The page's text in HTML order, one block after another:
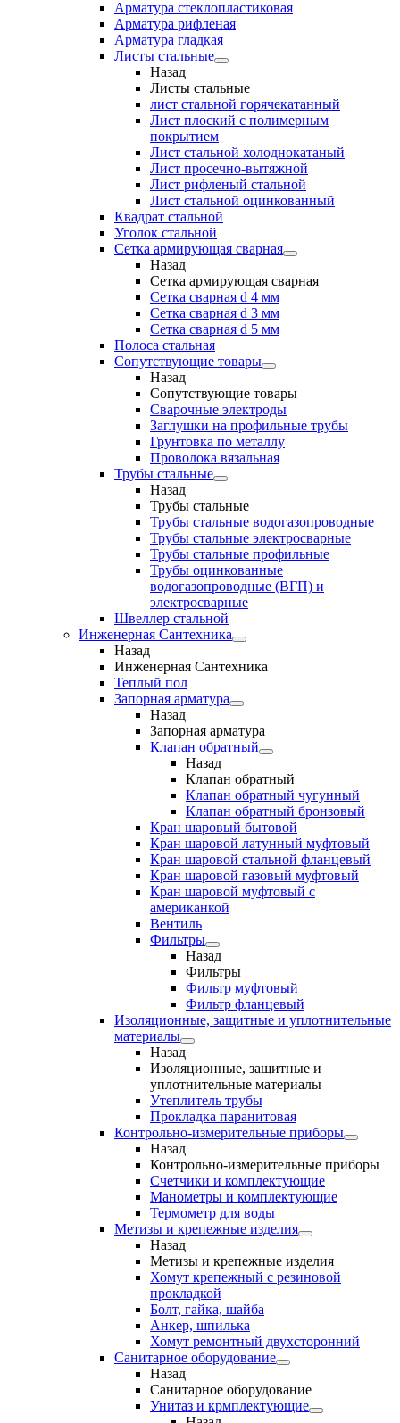
Арматура стеклопластиковая
Арматура рифленая
Арматура гладкая
Листы стальные
Назад
Листы стальные
лист стальной горячекатанный
Лист плоский с полимерным
покрытием
Лист стальной холоднокатаный
Лист просечно-вытяжной
Лист рифленый стальной
Лист стальной оцинкованный
Квадрат стальной
Уголок стальной
Сетка армирующая сварная
Назад
Сетка армирующая сварная
Сетка сварная d 4 мм
Сетка сварная d 3 мм
Сетка сварная d 5 мм
Полоса стальная
Сопутствующие товары
Назад
Сопутствующие товары
Сварочные электроды
Заглушки на профильные трубы
Грунтовка по металлу
Проволока вязальная
Трубы стальные
Назад
Трубы стальные
Трубы стальные водогазопроводные
Трубы стальные электросварные
Трубы стальные профильные
Трубы оцинкованные
водогазопроводные (ВГП) и
электросварные
Швеллер стальной
Инженерная Сантехника
Назад
Инженерная Сантехника
Теплый пол
Запорная арматура
Назад
Запорная арматура
Клапан обратный
Назад
Клапан обратный
Клапан обратный чугунный
Клапан обратный бронзовый
Кран шаровый бытовой
Кран шаровой латунный муфтовый
Кран шаровой стальной фланцевый
Кран шаровой газовый муфтовый
Кран шаровой муфтовый с
американкой
Вентиль
Фильтры
Назад
Фильтры
Фильтр муфтовый
Фильтр фланцевый
Изоляционные, защитные и уплотнительные
материалы
Назад
Изоляционные, защитные и
уплотнительные материалы
Утеплитель трубы
Прокладка паранитовая
Контрольно-измерительные приборы
Назад
Контрольно-измерительные приборы
Счетчики и комплектующие
Манометры и комплектующие
Термометр для воды
Метизы и крепежные изделия
Назад
Метизы и крепежные изделия
Хомут крепежный с резиновой
прокладкой
Болт, гайка, шайба
Анкер, шпилька
Хомут ремонтный двухсторонний
Санитарное оборудование
Назад
Санитарное оборудование
Унитаз и крмплектующие